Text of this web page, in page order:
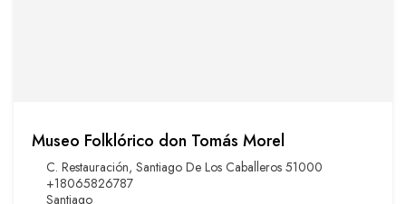
Museo Folklórico don Tomás Morel
C. Restauración, Santiago De Los Caballeros 51000
+18065826787
Santiago